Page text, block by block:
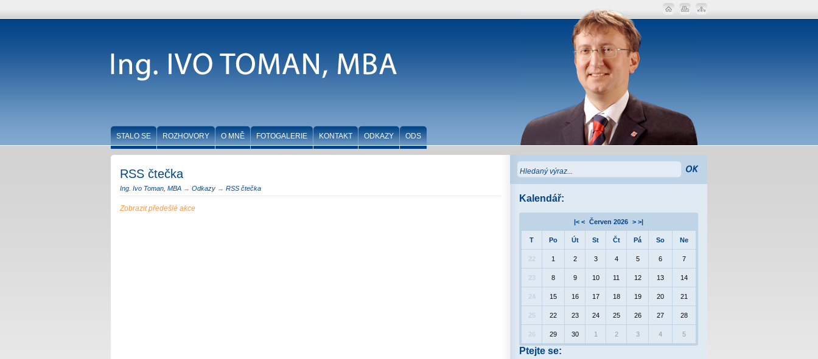
RSS čtečka
Ing. Ivo Toman, MBA → Odkazy → RSS čtečka
Zobrazit předešlé akce
Kalendář:
|< < Červen 2026 > >|
T Po Út St Čt Pá So Ne
22 1 2 3 4 5 6 7
23 8 9 10 11 12 13 14
24 15 16 17 18 19 20 21
25 22 23 24 25 26 27 28
26 29 30 1 2 3 4 5
Ptejte se:
STALO SE ROZHOVORY O MNĚ FOTOGALERIE KONTAKT ODKAZY ODS